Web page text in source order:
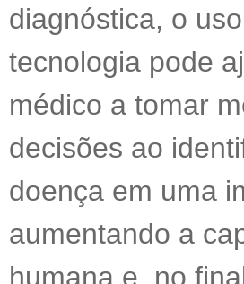
diagnóstica, o
tecnologia pode
médico a tomar
decisões ao
doença em uma
aumentando a
humana e, no